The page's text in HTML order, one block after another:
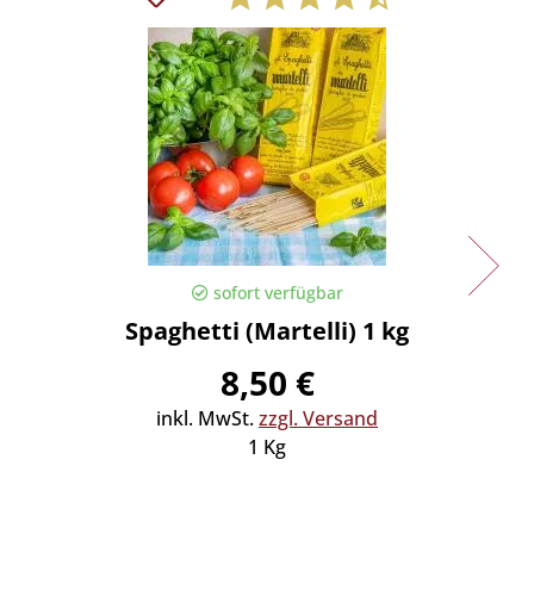
sofort verfügbar
Spaghetti (Martelli) 1 kg
8,50 €
inkl. MwSt.zzgl. Versand
1 Kg